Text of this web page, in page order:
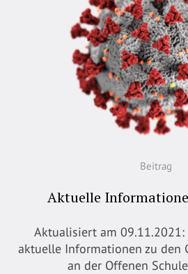
Beitrag
Aktuelle
Aktualisiert am
aktuelle Informationen zu den
an der Offenen